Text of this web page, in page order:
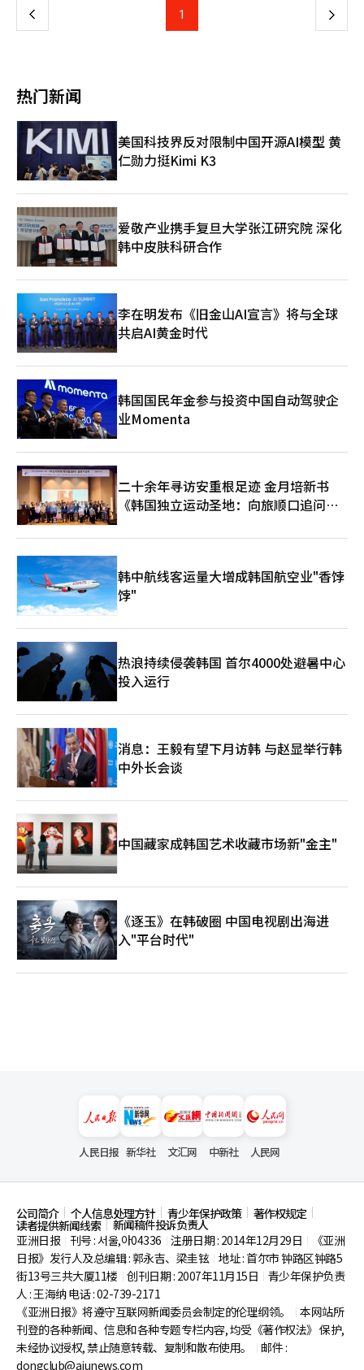
首先，27日在首尔举行的活动将在大韩商工会议所(KCCI)国际会议
中心进行，参与企业包括雅高大使酒店、阿吉安斯、资本招聘、达
国、大使普尔曼酒店、维奥利亚韩国、云德拉等多个领域的法国及
主要欧洲企业。 此外，29日在釜山举行的活动将在釜山大学法学
院举办，旨在为釜山地区的学生和专业人士提供与全球企业的连接
机会，并探索在韩法商业生态系统中的职业发展新机会。 此次活
动在驻韩法国商会(FKCCI)、驻韩法国大使馆、大韩商工会议所
(KCCI)、釜山大学、法国校友日及其他主要相关机构和合作伙伴的
支持下举行。 目前，首尔和釜山的两场活动均已开始接受报名，
欲参加的个人和企业可在FKCCI官网进行报名。参与者可以在一天
内与招聘负责人直接会面，探索职业机会，并参加行业会议及职业
能力提升的实务研讨会。此外，参与企业将能够吸引优秀人才，提
升企业的可见度和品牌形象，并与大学建立关系，支持两国间的学
术与经济交流，FKCCI表示。 此次活动因马克龙总统上月访韩后与
李在明总统的会谈而备受关注。两国领导人表示，未来十年内将努
时代。 另一方面，成立于1986年的FKCCI今年迎来40周年，是推
动韩法商业合作的机构，目前拥有475家以上的会员。根据2024年
的数据，FKCCI在韩国外商商会中销售额排名第三，在全球法国海
外商会中连续两年排名第六，进一步提升了在韩国的影响力。 ※
本报道经人工智能（AI）系统翻译与编辑。
上 1 下
热门新闻
美国科技界反对限制中国开源AI模型 黄
仁勋力挺Kimi K3
爱敬产业携手复旦大学张江研究院 深化
韩中皮肤科研合作
李在明发布《旧金山AI宣言》将与全球
共启AI黄金时代
韩国国民年金参与投资中国自动驾驶企
业Momenta
二十余年寻访安重根足迹 金月培新书
《韩国独立运动圣地：向旅顺口追问历
韩中航线客运量大增成韩国航空业"香饽
饽"
热浪持续侵袭韩国 首尔4000处避暑中心
投入运行
消息：王毅有望下月访韩 与赵显举行韩
中外长会谈
中国藏家成韩国艺术收藏市场新"金主"
《逐玉》在韩破圈 中国电视剧出海进
入"平台时代"
人民日报 新华社 文汇网 中新社 人民网
公司简介 个人信息处理方针 青少年保护政策 著作权规定
读者提供新闻线索
新闻稿件投诉负责人
亚洲日报
刊号 : 서울,아04336 注册日期 : 2014年12月29日
《亚洲
日报》发行人及总编辑 : 郭永吉、梁圭铉 地址 : 首尔市钟路区钟路5
街13号三共大厦11楼 创刊日期 : 2007年11月15日
青少年保护负责
人 : 王海纳 电话 : 02-739-2171
《亚洲日报》将遵守互联网新闻委员会制定的伦理纲领。
本网站所
刊登的各种新闻、信息和各种专题专栏内容, 均受《著作权法》 保护,
未经协议授权, 禁止随意转载、复制和散布使用。
邮件 :
dongclub@ajunews.com